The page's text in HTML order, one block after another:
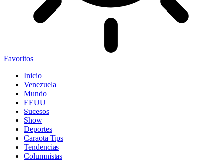
Favoritos
Inicio
Venezuela
Mundo
EEUU
Sucesos
Show
Deportes
Caraota Tips
Tendencias
Columnistas